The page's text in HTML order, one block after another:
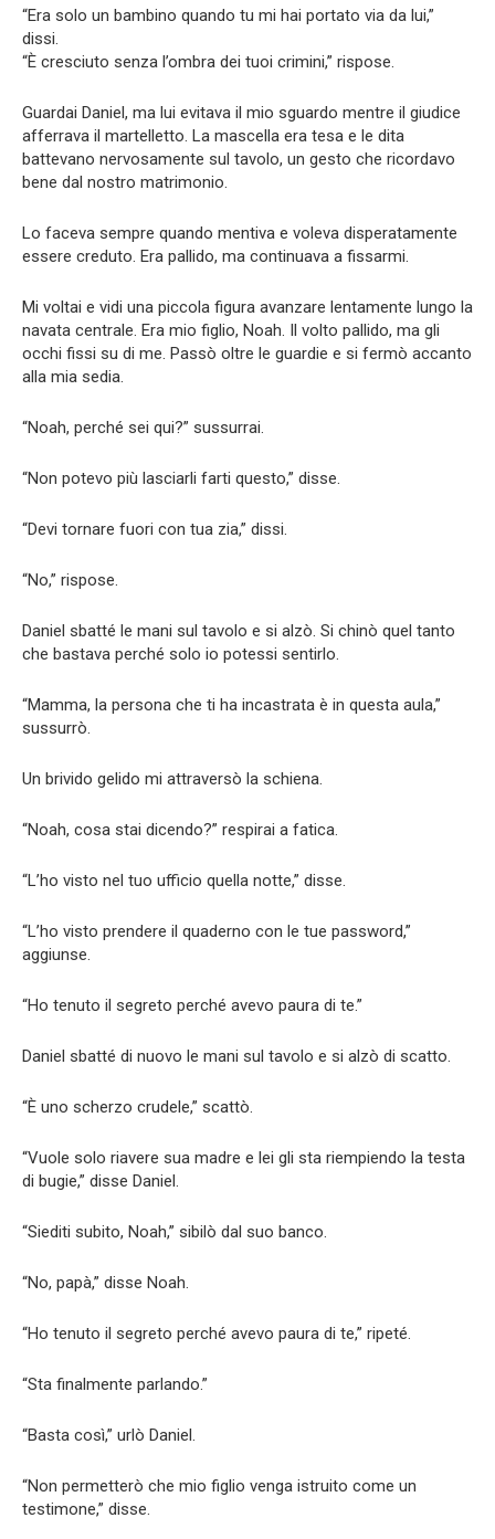
“Era solo un bambino quando tu mi hai portato via da lui,”
dissi.
“È cresciuto senza l’ombra dei tuoi crimini,” rispose.
Guardai Daniel, ma lui evitava il mio sguardo mentre il giudice
afferrava il martelletto. La mascella era tesa e le dita
battevano nervosamente sul tavolo, un gesto che ricordavo
bene dal nostro matrimonio.
Lo faceva sempre quando mentiva e voleva disperatamente
essere creduto. Era pallido, ma continuava a fissarmi.
Mi voltai e vidi una piccola figura avanzare lentamente lungo la
navata centrale. Era mio figlio, Noah. Il volto pallido, ma gli
occhi fissi su di me. Passò oltre le guardie e si fermò accanto
alla mia sedia.
“Noah, perché sei qui?” sussurrai.
“Non potevo più lasciarli farti questo,” disse.
“Devi tornare fuori con tua zia,” dissi.
“No,” rispose.
Daniel sbatté le mani sul tavolo e si alzò. Si chinò quel tanto
che bastava perché solo io potessi sentirlo.
“Mamma, la persona che ti ha incastrata è in questa aula,”
sussurrò.
Un brivido gelido mi attraversò la schiena.
“Noah, cosa stai dicendo?” respirai a fatica.
“L’ho visto nel tuo ufficio quella notte,” disse.
“L’ho visto prendere il quaderno con le tue password,”
aggiunse.
“Ho tenuto il segreto perché avevo paura di te.”
Daniel sbatté di nuovo le mani sul tavolo e si alzò di scatto.
“È uno scherzo crudele,” scattò.
“Vuole solo riavere sua madre e lei gli sta riempiendo la testa
di bugie,” disse Daniel.
“Siediti subito, Noah,” sibilò dal suo banco.
“No, papà,” disse Noah.
“Ho tenuto il segreto perché avevo paura di te,” ripeté.
“Sta finalmente parlando.”
“Basta così,” urlò Daniel.
“Non permetterò che mio figlio venga istruito come un
testimone,” disse.